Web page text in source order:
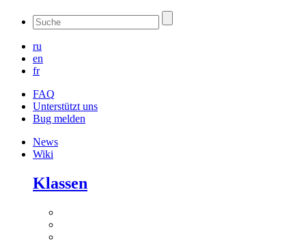
ru
en
fr
FAQ
Unterstützt uns
Bug melden
News
Wiki
Klassen